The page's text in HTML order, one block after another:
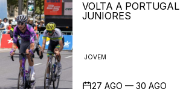
VOLTA A PORTUGAL
JUNIORES
JOVEM
27 AGO — 30 AGO